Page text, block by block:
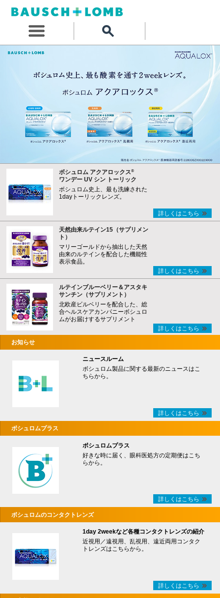
ボシュロム アクアロックス®
ワンデー UV シン トーリック
ボシュロム史上、最も洗練された
1dayトーリックレンズ。
詳しくはこちら
天然由来ルテイン15（サプリメン
ト）
マリーゴールドから抽出した天然
由来のルテインを配合した機能性
表示食品。
詳しくはこちら
ルテインブルーベリー＆アスタキ
サンチン（サプリメント）
北欧産ビルベリーを配合した、総
合ヘルスケアカンパニーボシュロ
ムがお届けするサプリメント
詳しくはこちら
お知らせ
ニュースルーム
ボシュロム製品に関する最新のニュースはこ
ちらから。
詳しくはこちら
ボシュロムプラス
ボシュロムプラス
好きな時に届く、眼科医処方の定期便はこち
らから。
詳しくはこちら
ボシュロムのコンタクトレンズ
1day 2weekなど各種コンタクトレンズの紹介
近視用／遠視用、乱視用、遠近両用コンタク
トレンズはこちらから。
詳しくはこちら